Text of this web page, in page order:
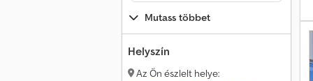
Mutass többet
Helyszín
Az Ön észlelt helye: